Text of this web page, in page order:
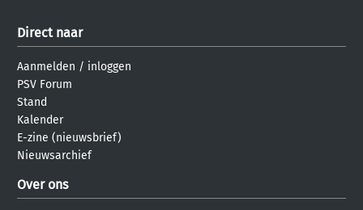
Direct naar
Aanmelden / inloggen
PSV Forum
Stand
Kalender
E-zine (nieuwsbrief)
Nieuwsarchief
Over ons